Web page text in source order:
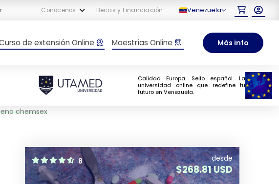
Conócenos Becas y Financiación Venezuela
de extensión Online Maestrías Online Más info
Calidad Europa. Sello español. La
universidad online que redefine tu
futuro en Venezuela.
chemsex
8 desde
$268.81 USD